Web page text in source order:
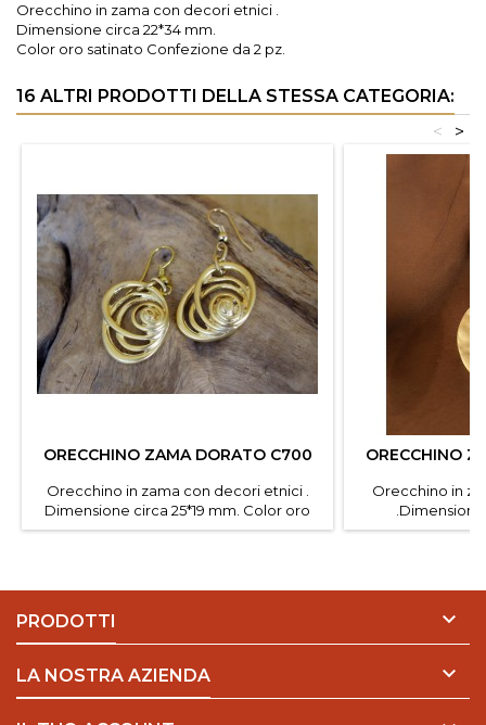
Orecchino in zama con decori etnici .
Dimensione circa 22*34 mm.
Color oro satinato Confezione da 2 pz.
16 ALTRI PRODOTTI DELLA STESSA CATEGORIA:
>
<
ORECCHINO ZAMA DORATO C700
Orecchino in zama con decori etnici .
Dimensione circa 25*19 mm. Color oro
satinato Confezione da 2 pz.
ORECCHINO
Orecchino in
PRODOTTI 
LA NOSTRA AZIENDA 